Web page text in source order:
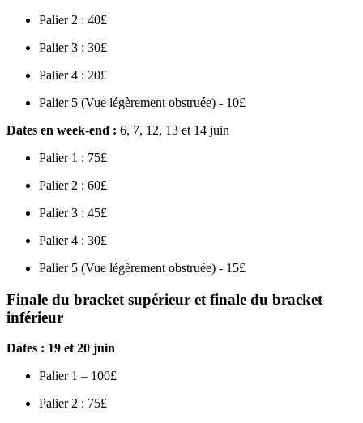
Palier 2 : 40£
Palier 3 : 30£
Palier 4 : 20£
Palier 5 (Vue légèrement obstruée) - 10£
Dates en week-end : 6, 7, 12, 13 et 14 juin
Palier 1 : 75£
Palier 2 : 60£
Palier 3 : 45£
Palier 4 : 30£
Palier 5 (Vue légèrement obstruée) - 15£
Finale du bracket supérieur et finale du bracket
inférieur
Dates : 19 et 20 juin
Palier 1 – 100£
Palier 2 : 75£